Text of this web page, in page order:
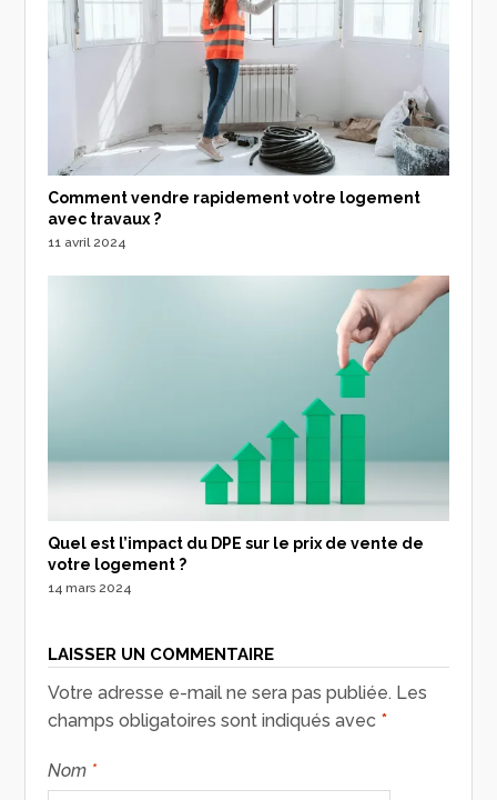
Comment vendre rapidement votre logement
avec travaux ?
11 avril 2024
Quel est l’impact du DPE sur le prix de vente de
votre logement ?
14 mars 2024
LAISSER UN COMMENTAIRE
Votre adresse e-mail ne sera pas publiée. Les
champs obligatoires sont indiqués avec *
Nom *